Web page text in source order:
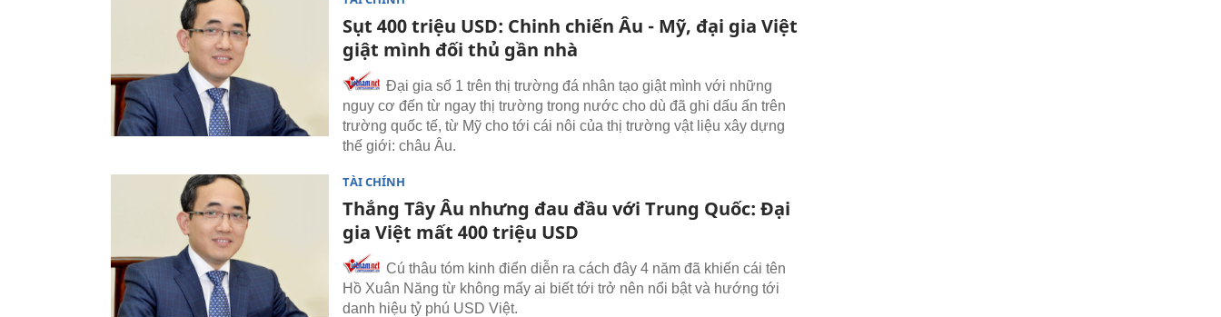
Sụt 400 triệu USD: Chinh chiến Âu - Mỹ, đại gia Việt
giật mình đối thủ gần nhà
Đại gia số 1 trên thị trường đá nhân tạo giật mình với những
nguy cơ đến từ ngay thị trường trong nước cho dù đã ghi dấu ấn trên
trường quốc tế, từ Mỹ cho tới cái nôi của thị trường vật liệu xây dựng
thế giới: châu Âu.
TÀI CHÍNH
Thắng Tây Âu nhưng đau đầu với Trung Quốc: Đại
gia Việt mất 400 triệu USD
Cú thâu tóm kinh điển diễn ra cách đây 4 năm đã khiến cái tên
Hồ Xuân Năng từ không mấy ai biết tới trở nên nổi bật và hướng tới
danh hiệu tỷ phú USD Việt.